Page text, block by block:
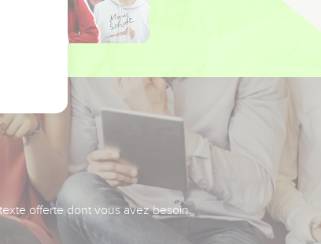
offerte dont vous avez besoin.